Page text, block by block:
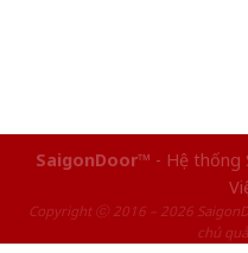
SaigonDoor™ - Hệ thống
Copyright ⓒ 2016 – 2026
chủ